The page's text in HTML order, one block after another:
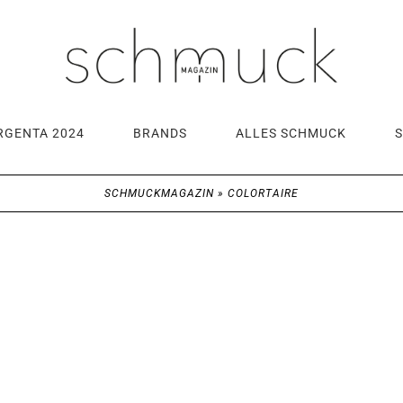
2024 BRANDS ALLES SCHMUCK
SCHMUCKMAGAZIN » COLORTAIRE